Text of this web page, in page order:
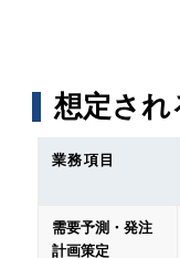
想定さ
業務項目
需要予測・発注
計画策定